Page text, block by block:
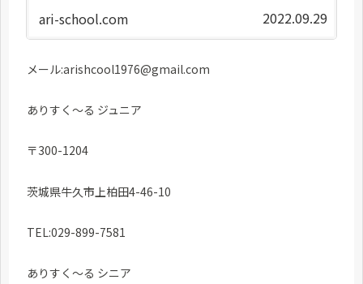
ari-school.com 2022.09.29
メール:arishcool1976@gmail.com
ありすく～る ジュニア
〒300-1204
茨城県牛久市上柏田4-46-10
TEL:029-899-7581
ありすく～る シニア